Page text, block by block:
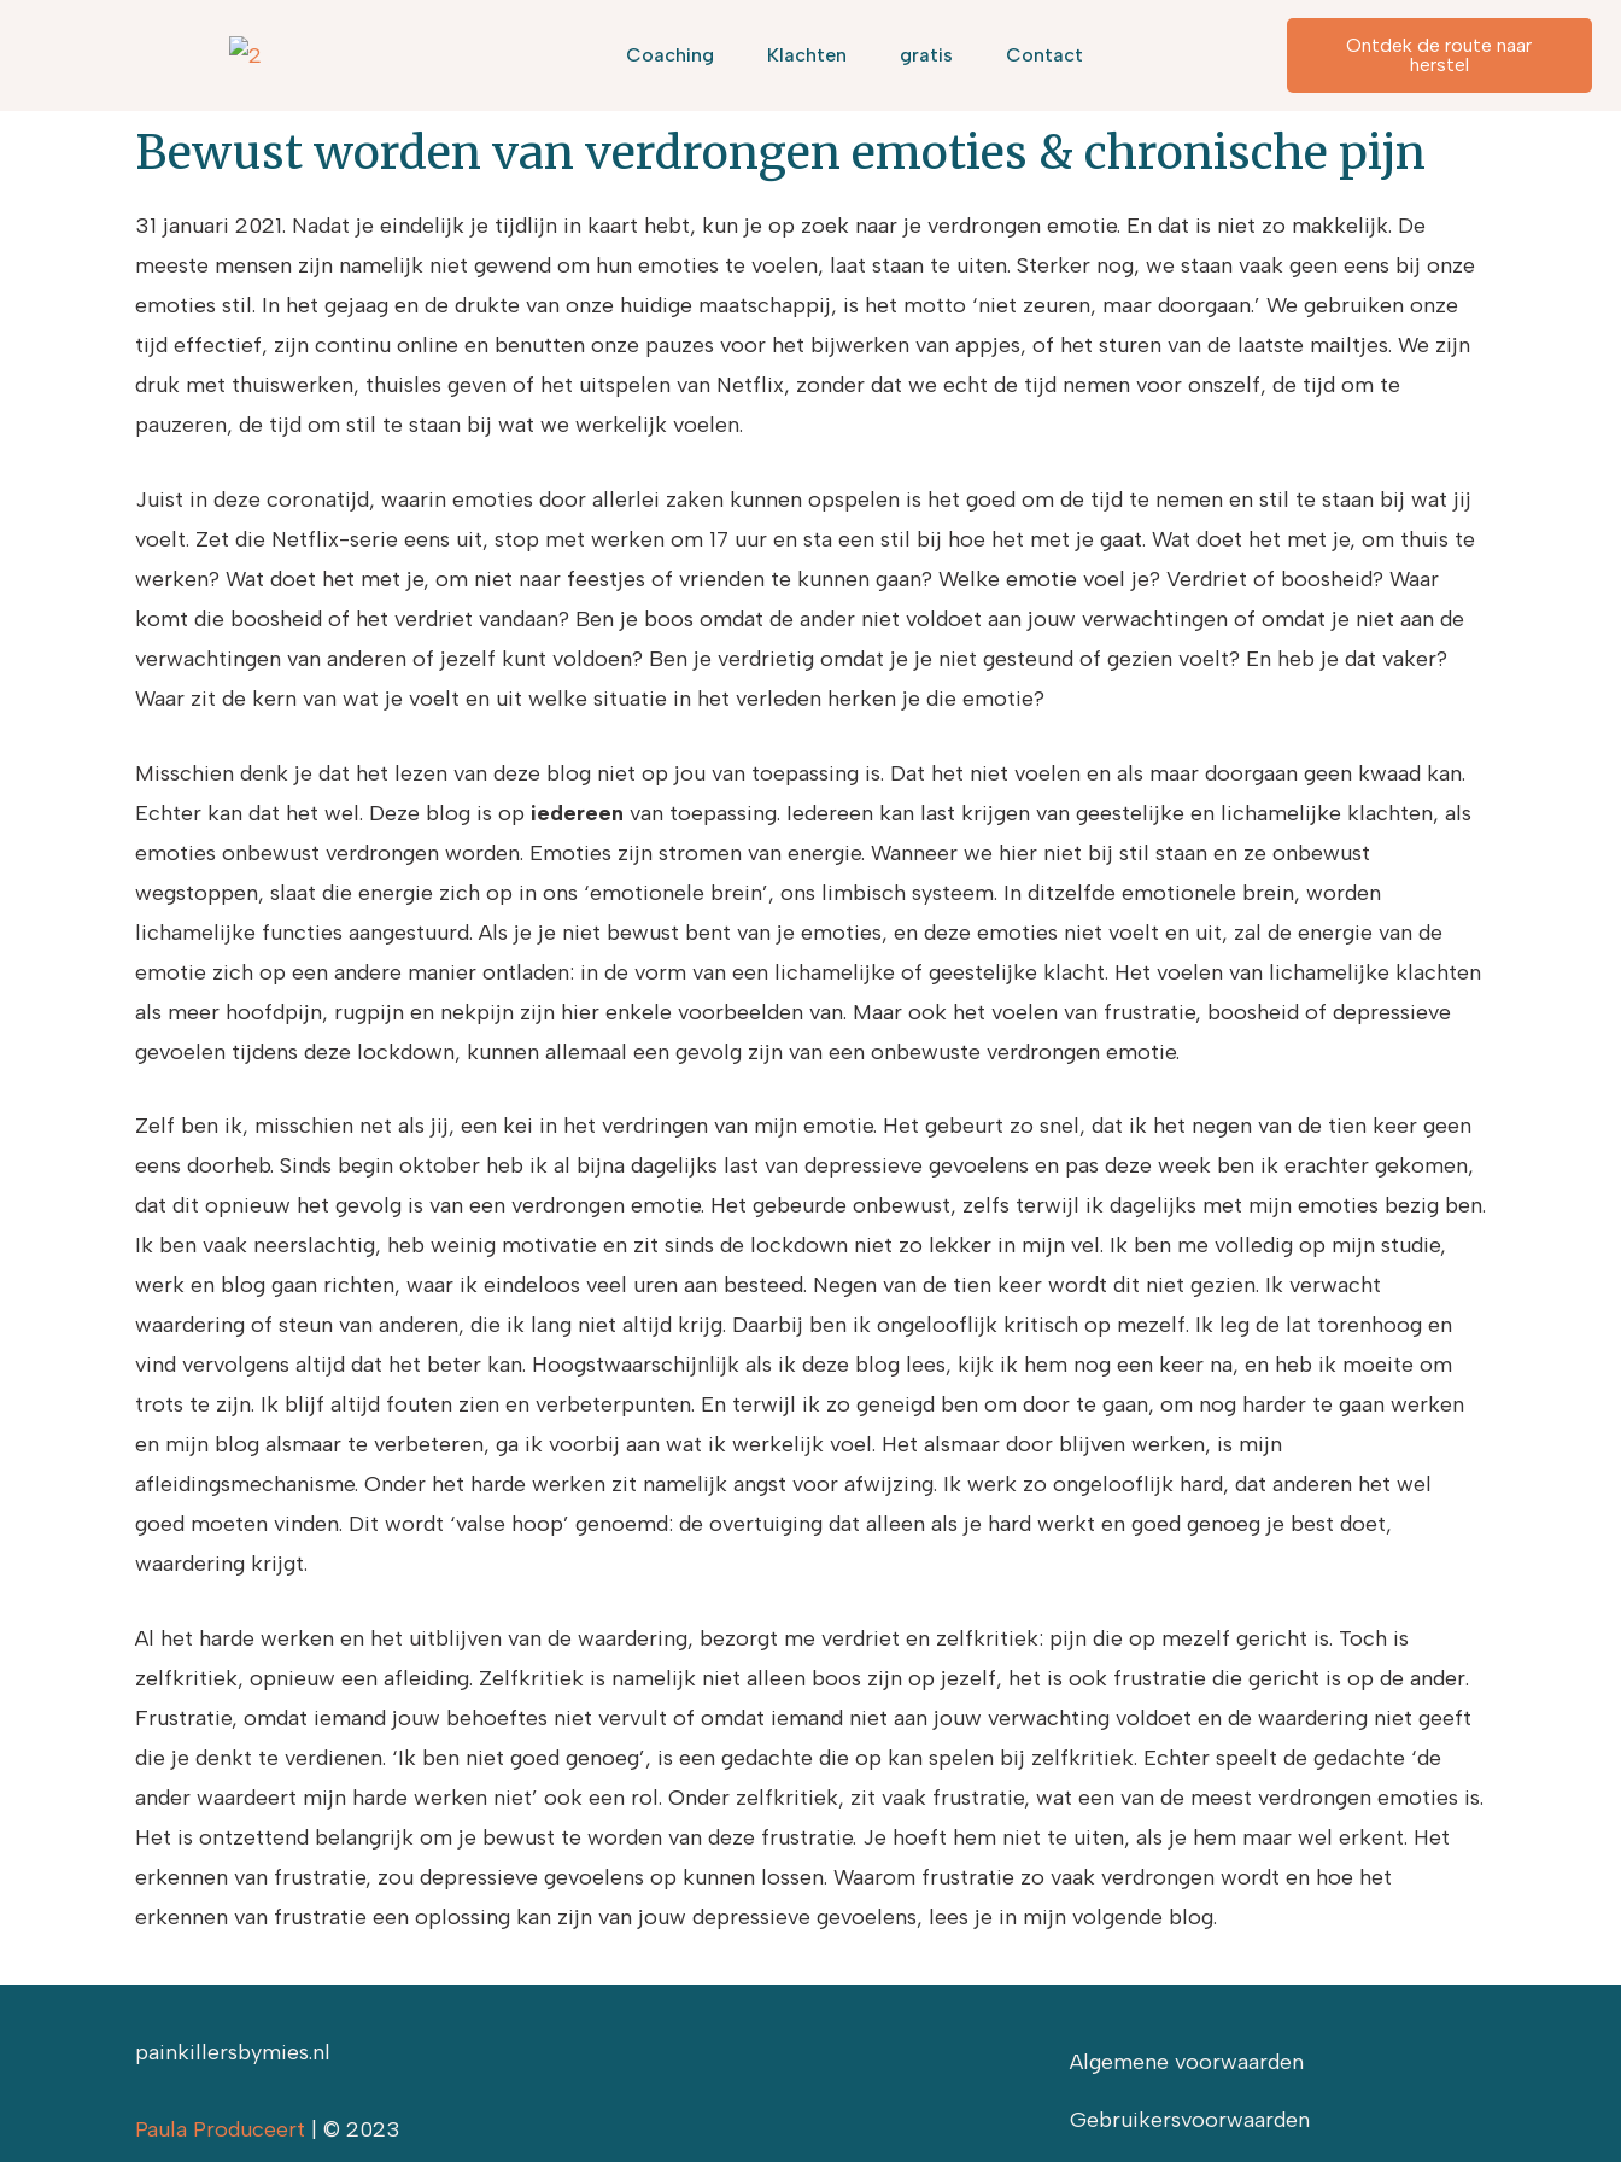
Coaching Klachten gratis Contact
Ontdek de route naar
herstel
Bewust worden van verdrongen emoties & chronische pijn
31 januari 2021. Nadat je eindelijk je tijdlijn in kaart hebt, kun je op zoek naar je verdrongen emotie. En dat is niet zo makkelijk. De
meeste mensen zijn namelijk niet gewend om hun emoties te voelen, laat staan te uiten. Sterker nog, we staan vaak geen eens bij onze
emoties stil. In het gejaag en de drukte van onze huidige maatschappij, is het motto ‘niet zeuren, maar doorgaan.’ We gebruiken onze
tijd effectief, zijn continu online en benutten onze pauzes voor het bijwerken van appjes, of het sturen van de laatste mailtjes. We zijn
druk met thuiswerken, thuisles geven of het uitspelen van Netflix, zonder dat we echt de tijd nemen voor onszelf, de tijd om te
pauzeren, de tijd om stil te staan bij wat we werkelijk voelen.
Juist in deze coronatijd, waarin emoties door allerlei zaken kunnen opspelen is het goed om de tijd te nemen en stil te staan bij wat jij
voelt. Zet die Netflix-serie eens uit, stop met werken om 17 uur en sta een stil bij hoe het met je gaat. Wat doet het met je, om thuis te
werken? Wat doet het met je, om niet naar feestjes of vrienden te kunnen gaan? Welke emotie voel je? Verdriet of boosheid? Waar
komt die boosheid of het verdriet vandaan? Ben je boos omdat de ander niet voldoet aan jouw verwachtingen of omdat je niet aan de
verwachtingen van anderen of jezelf kunt voldoen? Ben je verdrietig omdat je je niet gesteund of gezien voelt? En heb je dat vaker?
Waar zit de kern van wat je voelt en uit welke situatie in het verleden herken je die emotie?
Misschien denk je dat het lezen van deze blog niet op jou van toepassing is. Dat het niet voelen en als maar doorgaan geen kwaad kan.
Echter kan dat het wel. Deze blog is op iedereen van toepassing. Iedereen kan last krijgen van geestelijke en lichamelijke klachten, als
emoties onbewust verdrongen worden. Emoties zijn stromen van energie. Wanneer we hier niet bij stil staan en ze onbewust
wegstoppen, slaat die energie zich op in ons ‘emotionele brein’, ons limbisch systeem. In ditzelfde emotionele brein, worden
lichamelijke functies aangestuurd. Als je je niet bewust bent van je emoties, en deze emoties niet voelt en uit, zal de energie van de
emotie zich op een andere manier ontladen: in de vorm van een lichamelijke of geestelijke klacht. Het voelen van lichamelijke klachten
als meer hoofdpijn, rugpijn en nekpijn zijn hier enkele voorbeelden van. Maar ook het voelen van frustratie, boosheid of depressieve
gevoelen tijdens deze lockdown, kunnen allemaal een gevolg zijn van een onbewuste verdrongen emotie.
Zelf ben ik, misschien net als jij, een kei in het verdringen van mijn emotie. Het gebeurt zo snel, dat ik het negen van de tien keer geen
eens doorheb. Sinds begin oktober heb ik al bijna dagelijks last van depressieve gevoelens en pas deze week ben ik erachter gekomen,
dat dit opnieuw het gevolg is van een verdrongen emotie. Het gebeurde onbewust, zelfs terwijl ik dagelijks met mijn emoties bezig ben.
Ik ben vaak neerslachtig, heb weinig motivatie en zit sinds de lockdown niet zo lekker in mijn vel. Ik ben me volledig op mijn studie,
werk en blog gaan richten, waar ik eindeloos veel uren aan besteed. Negen van de tien keer wordt dit niet gezien. Ik verwacht
waardering of steun van anderen, die ik lang niet altijd krijg. Daarbij ben ik ongelooflijk kritisch op mezelf. Ik leg de lat torenhoog en
vind vervolgens altijd dat het beter kan. Hoogstwaarschijnlijk als ik deze blog lees, kijk ik hem nog een keer na, en heb ik moeite om
trots te zijn. Ik blijf altijd fouten zien en verbeterpunten. En terwijl ik zo geneigd ben om door te gaan, om nog harder te gaan werken
en mijn blog alsmaar te verbeteren, ga ik voorbij aan wat ik werkelijk voel. Het alsmaar door blijven werken, is mijn
afleidingsmechanisme. Onder het harde werken zit namelijk angst voor afwijzing. Ik werk zo ongelooflijk hard, dat anderen het wel
goed moeten vinden. Dit wordt ‘valse hoop’ genoemd: de overtuiging dat alleen als je hard werkt en goed genoeg je best doet,
waardering krijgt.
Al het harde werken en het uitblijven van de waardering, bezorgt me verdriet en zelfkritiek: pijn die op mezelf gericht is. Toch is
zelfkritiek, opnieuw een afleiding. Zelfkritiek is namelijk niet alleen boos zijn op jezelf, het is ook frustratie die gericht is op de ander.
Frustratie, omdat iemand jouw behoeftes niet vervult of omdat iemand niet aan jouw verwachting voldoet en de waardering niet geeft
die je denkt te verdienen. ‘Ik ben niet goed genoeg’, is een gedachte die op kan spelen bij zelfkritiek. Echter speelt de gedachte ‘de
ander waardeert mijn harde werken niet’ ook een rol. Onder zelfkritiek, zit vaak frustratie, wat een van de meest verdrongen emoties is.
Het is ontzettend belangrijk om je bewust te worden van deze frustratie. Je hoeft hem niet te uiten, als je hem maar wel erkent. Het
erkennen van frustratie, zou depressieve gevoelens op kunnen lossen. Waarom frustratie zo vaak verdrongen wordt en hoe het
erkennen van frustratie een oplossing kan zijn van jouw depressieve gevoelens, lees je in mijn volgende blog.
painkillersbymies.nl
Paula Produceert | © 2023
Algemene voorwaarden
Gebruikersvoorwaarden